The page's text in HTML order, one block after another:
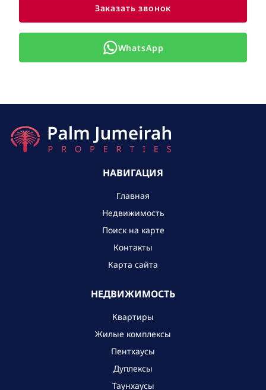
Заказать звонок
WhatsApp
НАВИГАЦИЯ
Главная
Недвижимость
Поиск на карте
Контакты
Карта сайта
НЕДВИЖИМОСТЬ
Квартиры
Жилые комплексы
Пентхаусы
Дуплексы
Таунхаусы